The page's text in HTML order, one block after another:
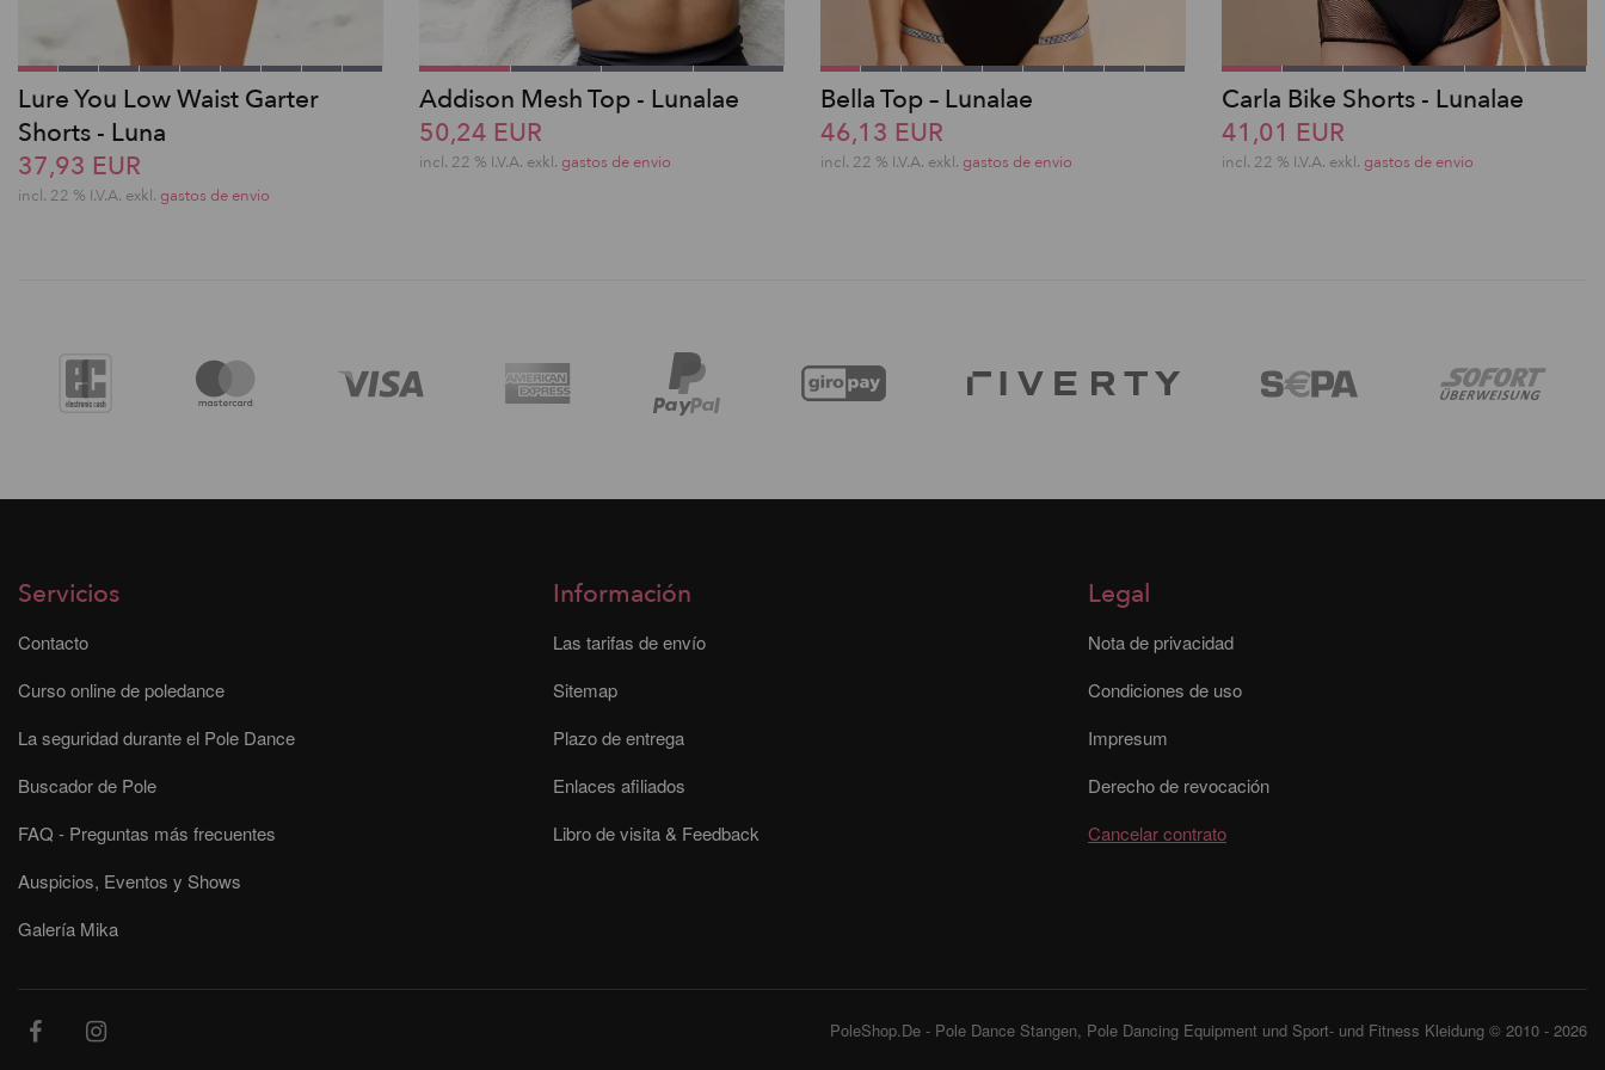
Lure You Low Waist Garter
Shorts - Luna
37,93 EUR
incl. 22 % I.V.A. exkl. gastos de envio
Addison Mesh Top - Lunalae
50,24 EUR
incl. 22 % I.V.A. exkl. gastos de envio
Bella Top – Lunalae
46,13 EUR
incl. 22 % I.V.A. exkl. gastos de envio
Carla Bike Shorts - Lunalae
41,01 EUR
incl. 22 % I.V.A. exkl. gastos de envio
Servicios
Contacto
Curso online de poledance
La seguridad durante el Pole Dance
Buscador de Pole
FAQ - Preguntas más frecuentes
Auspicios, Eventos y Shows
Galería Mika
Información
Las tarifas de envío
Sitemap
Plazo de entrega
Enlaces afiliados
Libro de visita & Feedback
Legal
Nota de privacidad
Condiciones de uso
Impresum
Derecho de revocación
Cancelar contrato
PoleShop.De - Pole Dance Stangen, Pole Dancing Equipment und Sport- und Fitness Kleidung © 2010 - 2026